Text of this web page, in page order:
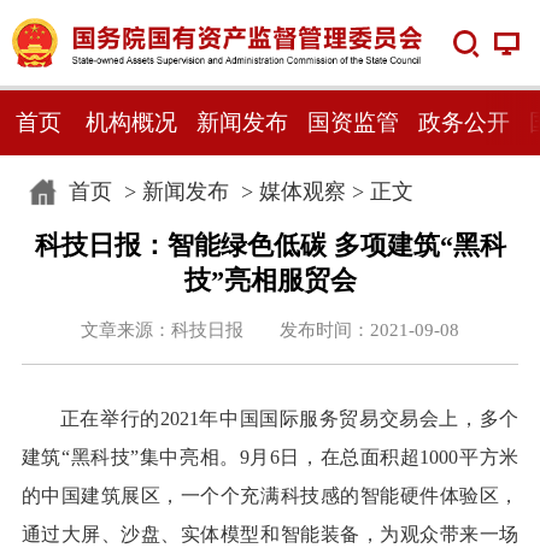
首页 机构概况 新闻发布 国资监管 政务公开
首页> 新闻发布> 媒体观察 > 正文
科技日报：智能绿色低碳 多项建筑“黑科
技”亮相服贸会
文章来源：科技日报 发布时间：2021-09-08
正在举行的2021年中国国际服务贸易交易会上，多个
建筑“黑科技”集中亮相。9月6日，在总面积超1000平方米
的中国建筑展区，一个个充满科技感的智能硬件体验区，
通过大屏、沙盘、实体模型和智能装备，为观众带来一场